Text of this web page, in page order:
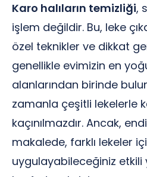
Karo halıların temizliği,
işlem değildir. Bu, leke
özel teknikler ve dikkat
genellikle evimizin en
alanlarından birinde
zamanla çeşitli lekelerle
kaçınılmazdır. Ancak,
makalede, farklı lekeler
uygulayabileceğiniz etkili